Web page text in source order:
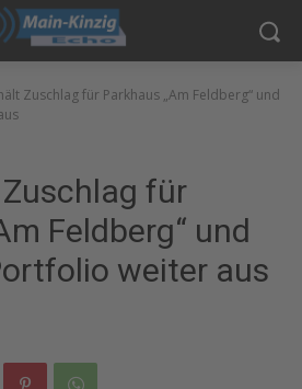
Zuschlag für Parkhaus „Am Feldberg“ und
für
Feldberg“ und
weiter aus